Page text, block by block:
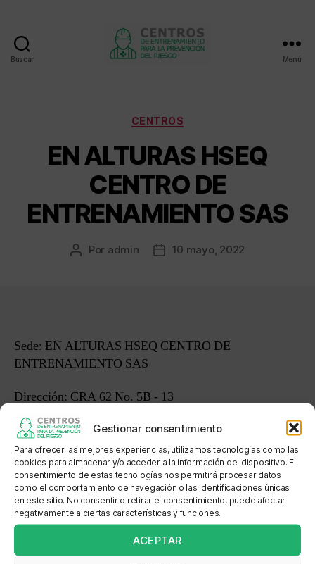
Gestionar consentimiento
Para ofrecer las mejores experiencias, utilizamos tecnologías como las
cookies para almacenar y/o acceder a la información del dispositivo. El
consentimiento de estas tecnologías nos permitirá procesar datos
como el comportamiento de navegación o las identificaciones únicas
en este sitio. No consentir o retirar el consentimiento, puede afectar
negativamente a ciertas características y funciones.
ACEPTAR
Buscar Menú
Categorías
CENTROS
EN ALTURAS HSEQ
CENTRO DE
ENTRENAMIENTO SAS
Autor
Por admin
Fecha10 mayo, 2022
Sede: EN ALTURAS HSEQ CENTRO DE
ENTRENAMIENTO SAS
Dirección: CRA 62 No. 5B - 13
Localización: 8 METROS DE FRENTE POR 24 DE
FONDO
← ANALISTA EN SEGURIDAD INDUSTRIAL E
→ ASESORAMIENTO DE IMPLEMENTOS DE